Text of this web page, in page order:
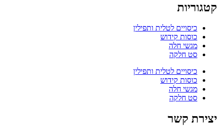
קטגוריות
כיסויים לטלית ותפילין
כוסות קידוש
מגשי חלה
סט חלקה
כיסויים לטלית ותפילין
כוסות קידוש
מגשי חלה
סט חלקה
יצירת קשר